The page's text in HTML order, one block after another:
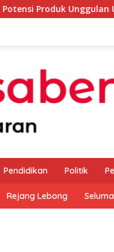
UMKM Melalui
Pendidikan Politik
Rejang Lebong Seluma